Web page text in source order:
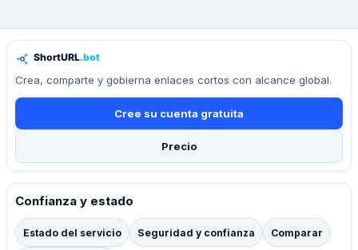
Crea, comparte y gobierna enlaces cortos con alcance global.
Cree su cuenta gratuita
Precio
Confianza y estado
Estado del servicio Seguridad y confianza Comparar